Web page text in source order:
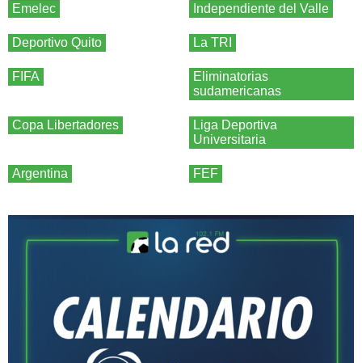
Emelec Independiente del Valle
Deportivo Quito La TRI
FIFA
Eliminatorias
sudamericanas
Copa Libertadores
Liga Deportiva
Universitaria
Argentina FEF